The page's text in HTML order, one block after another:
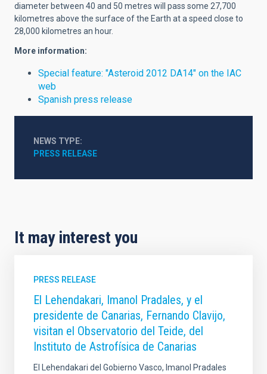
diameter between 40 and 50 metres will pass some 27,700
kilometres above the surface of the Earth at a speed close to
28,000 kilometres an hour.
More information:
Special feature: "Asteroid 2012 DA14" on the IAC
web
Spanish press release
NEWS TYPE
PRESS RELEASE
It may interest you
PRESS RELEASE
El Lehendakari, Imanol Pradales, y el
presidente de Canarias, Fernando Clavijo,
visitan el Observatorio del Teide, del
Instituto de Astrofísica de Canarias
El Lehendakari del Gobierno Vasco, Imanol Pradales